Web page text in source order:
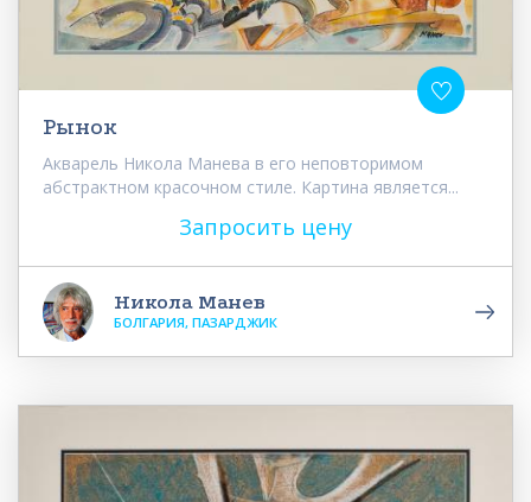
Рынок
Акварель Никола Манева в его неповторимом
абстрактном красочном стиле. Картина является...
Запросить цену
Никола Манев
БОЛГАРИЯ, ПАЗАРДЖИК